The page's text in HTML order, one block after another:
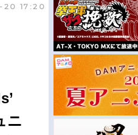
20 17:20
ニ